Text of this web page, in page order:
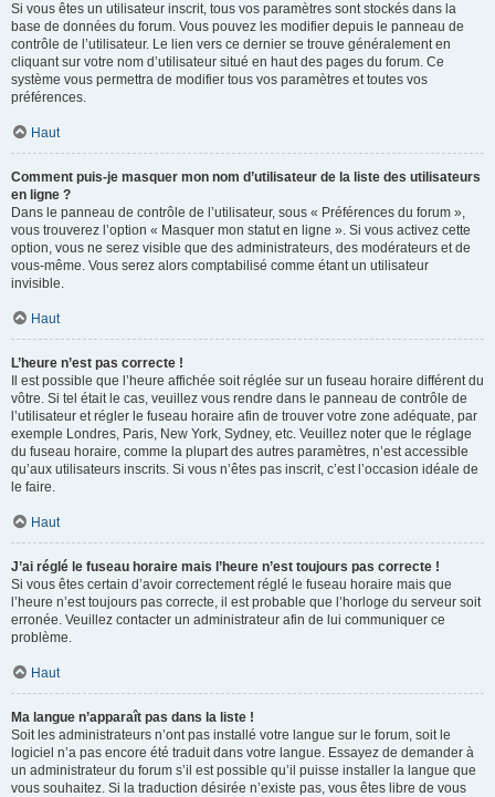
Si vous êtes un utilisateur inscrit, tous vos paramètres sont stockés dans la
base de données du forum. Vous pouvez les modifier depuis le panneau de
contrôle de l’utilisateur. Le lien vers ce dernier se trouve généralement en
cliquant sur votre nom d’utilisateur situé en haut des pages du forum. Ce
système vous permettra de modifier tous vos paramètres et toutes vos
préférences.
Haut
Comment puis-je masquer mon nom d’utilisateur de la liste des utilisateurs
en ligne ?
Dans le panneau de contrôle de l’utilisateur, sous « Préférences du forum »,
vous trouverez l’option « Masquer mon statut en ligne ». Si vous activez cette
option, vous ne serez visible que des administrateurs, des modérateurs et de
vous-même. Vous serez alors comptabilisé comme étant un utilisateur
invisible.
Haut
L’heure n’est pas correcte !
Il est possible que l’heure affichée soit réglée sur un fuseau horaire différent du
vôtre. Si tel était le cas, veuillez vous rendre dans le panneau de contrôle de
l’utilisateur et régler le fuseau horaire afin de trouver votre zone adéquate, par
exemple Londres, Paris, New York, Sydney, etc. Veuillez noter que le réglage
du fuseau horaire, comme la plupart des autres paramètres, n’est accessible
qu’aux utilisateurs inscrits. Si vous n’êtes pas inscrit, c’est l’occasion idéale de
le faire.
Haut
J’ai réglé le fuseau horaire mais l’heure n’est toujours pas correcte !
Si vous êtes certain d’avoir correctement réglé le fuseau horaire mais que
l’heure n’est toujours pas correcte, il est probable que l’horloge du serveur soit
erronée. Veuillez contacter un administrateur afin de lui communiquer ce
problème.
Haut
Ma langue n’apparaît pas dans la liste !
Soit les administrateurs n’ont pas installé votre langue sur le forum, soit le
logiciel n’a pas encore été traduit dans votre langue. Essayez de demander à
un administrateur du forum s’il est possible qu’il puisse installer la langue que
vous souhaitez. Si la traduction désirée n’existe pas, vous êtes libre de vous